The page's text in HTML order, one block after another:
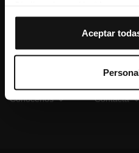
que todas estas cookies se
tipología de cookies permite
instalen o no las cookies de
Una vez que hayas
hacer clic en “Seleccionar y
previamente. Te sugerimos
de personalización, porque
opciones de navegación
Aceptar
Conócenos Contacta